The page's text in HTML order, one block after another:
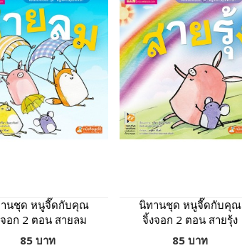
นชุด หนูจี๊ดกับคุณ
อก 2 ตอน สายลม
85 บาท
นิทานชุด หนูจี๊ดกับคุณ
จิ้งจอก 2 ตอน สายรุ้ง
85 บาท